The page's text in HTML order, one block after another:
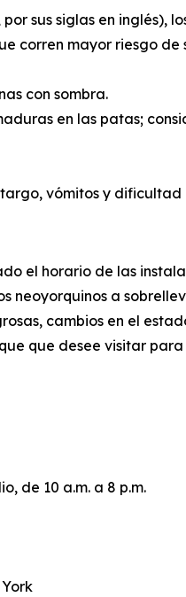
sus siglas en inglés),
corren mayor riesgo de
con sombra.
en las patas;
vómitos y
el horario de las
neoyorquinos a
cambios en el
que desee visitar
de 10 a.m. a 8 p.m.